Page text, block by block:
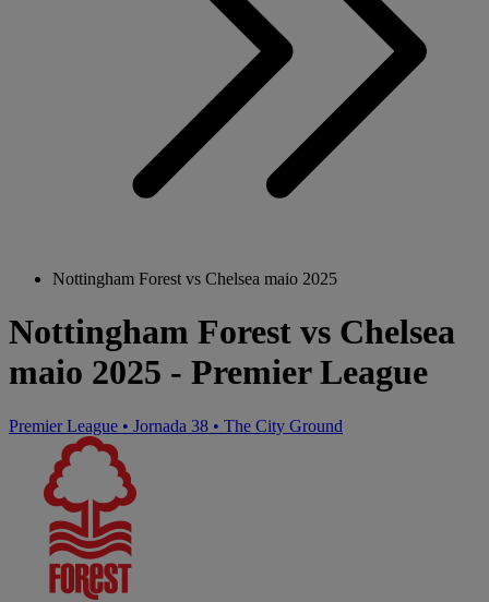
Nottingham Forest vs Chelsea maio 2025
Nottingham Forest vs Chelsea
maio 2025 - Premier League
Premier League • Jornada 38 • The City Ground